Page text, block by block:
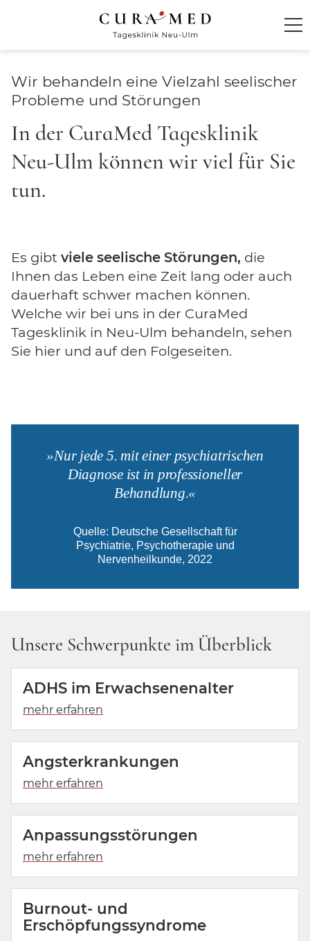
Klinik
Behandlung und Therapie
Diagnostik
Behandlungsdauer
Sozialdienst und Nachsorgemanagement
Ambiente
CuraMedKlinikgruppe
Wir behandeln eine Vielzahl seelischer
Probleme und Störungen
In der CuraMed Tagesklinik
Neu-Ulm können wir viel für Sie
tun.
Es gibt viele seelische Störungen, die
Ihnen das Leben eine Zeit lang oder auch
dauerhaft schwer machen können.
Welche wir bei uns in der CuraMed
Tagesklinik in Neu-Ulm behandeln, sehen
Sie hier und auf den Folgeseiten.
Nur jede 5. mit einer psychiatrischen
Diagnose ist in professioneller
Behandlung.
Quelle: Deutsche Gesellschaft für
Psychiatrie, Psychotherapie und
Nervenheilkunde, 2022
Unsere Schwerpunkte im Überblick
ADHS im Erwachsenenalter
Angsterkrankungen
Anpassungsstörungen
Burnout- und
Erschöpfungssyndrome